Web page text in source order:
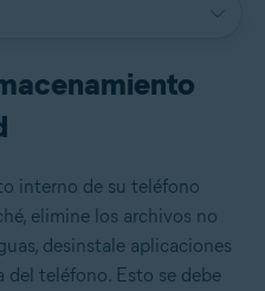
interno de su teléfono
elimine los archivos no
desinstale aplicaciones
del teléfono. Esto se debe